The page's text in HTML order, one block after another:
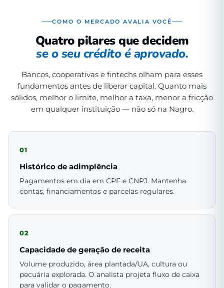
COMO O MERCADO AVALIA VOCÊ
Quatro pilares que decidem
se o seu crédito é aprovado.
Bancos, cooperativas e fintechs olham para esses
fundamentos antes de liberar capital. Quanto mais
sólidos, melhor o limite, melhor a taxa, menor a fricção
em qualquer instituição — não só na Nagro.
01
Histórico de adimplência
Pagamentos em dia em CPF e CNPJ. Mantenha
contas, financiamentos e parcelas regulares.
02
Capacidade de geração de receita
Volume produzido, área plantada/UA, cultura ou
pecuária explorada. O analista projeta fluxo de caixa
para validar o pagamento.